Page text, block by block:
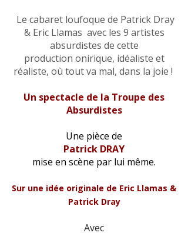
Le cabaret loufoque de Patrick Dray
& Eric Llamas avec les 9 artistes
absurdistes de cette
production onirique, idéaliste et
réaliste, où tout va mal, dans la joie !
Un spectacle de la Troupe des
Absurdistes
Une pièce de
Patrick DRAY
mise en scène par lui même.
Sur une idée originale de Eric Llamas &
Patrick Dray
Avec